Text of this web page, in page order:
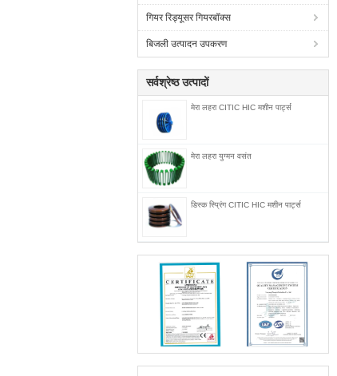
गियर रिड्यूसर गियरबॉक्स
बिजली उत्पादन उपकरण
सर्वश्रेष्ठ उत्पादों
मेरा लहरा CITIC HIC मशीन पार्ट्स
मेरा लहरा युग्मन वसंत
डिस्क स्प्रिंग CITIC HIC मशीन पार्ट्स